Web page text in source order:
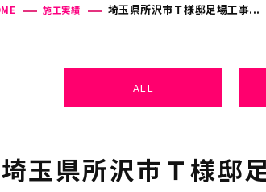
施工実績 埼玉県所沢市Ｔ様邸足場工事...
ALL
埼玉県所沢市Ｔ様邸